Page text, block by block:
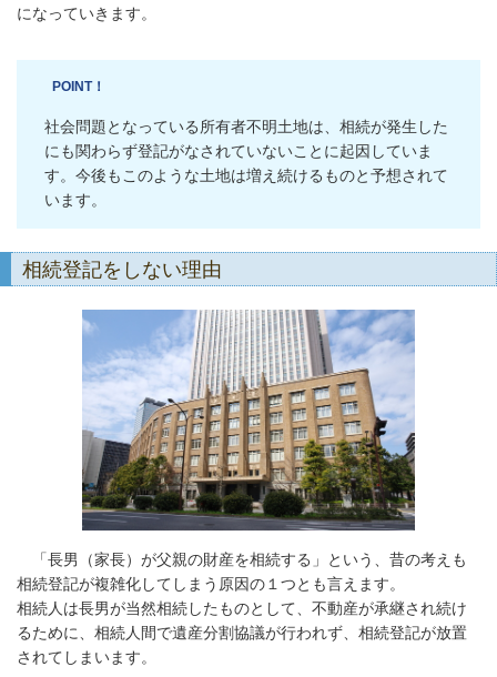
になっていきます。
POINT！
社会問題となっている所有者不明土地は、相続が発生した
にも関わらず登記がなされていないことに起因していま
す。今後もこのような土地は増え続けるものと予想されて
います。
相続登記をしない理由
「長男（家長）が父親の財産を相続する」という、昔の考えも
相続登記が複雑化してしまう原因の１つとも言えます。
相続人は長男が当然相続したものとして、不動産が承継され続け
るために、相続人間で遺産分割協議が行われず、相続登記が放置
されてしまいます。